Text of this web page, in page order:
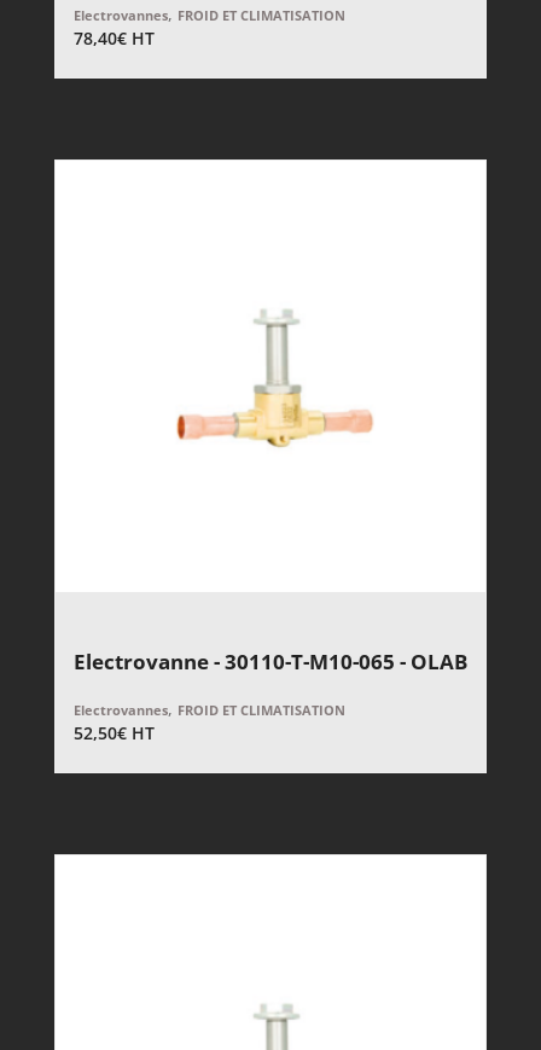
Electrovannes, FROID ET CLIMATISATION
78,40€ HT
Electrovanne - 30110-T-M10-065 - OLAB
Electrovannes, FROID ET CLIMATISATION
52,50€ HT